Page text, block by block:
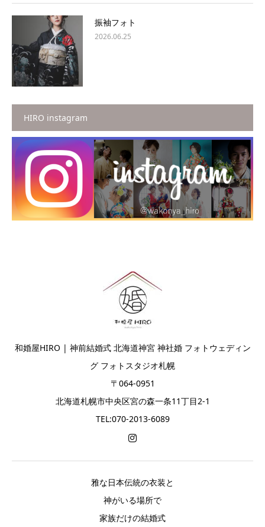
振袖フォト
2026.06.25
HIRO instagram
和婚屋HIRO | 神前結婚式 北海道神宮 神社婚 フォトウェディン
グ フォトスタジオ札幌
〒064-0951
北海道札幌市中央区宮の森一条11丁目2-1
TEL:070-2013-6089
雅な日本伝統の衣装と
神がいる場所で
家族だけの結婚式